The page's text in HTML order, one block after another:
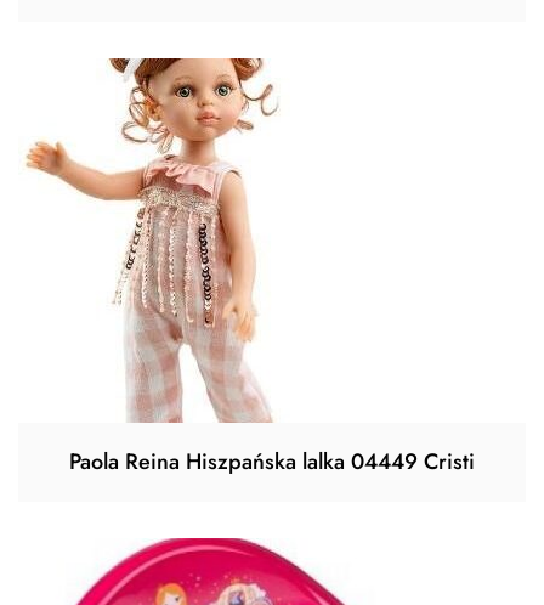
Paola Reina Hiszpańska lalka 04449 Cristi